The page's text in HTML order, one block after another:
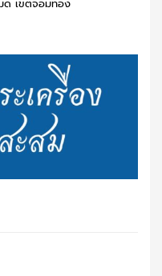
ด เขตจอมทอง